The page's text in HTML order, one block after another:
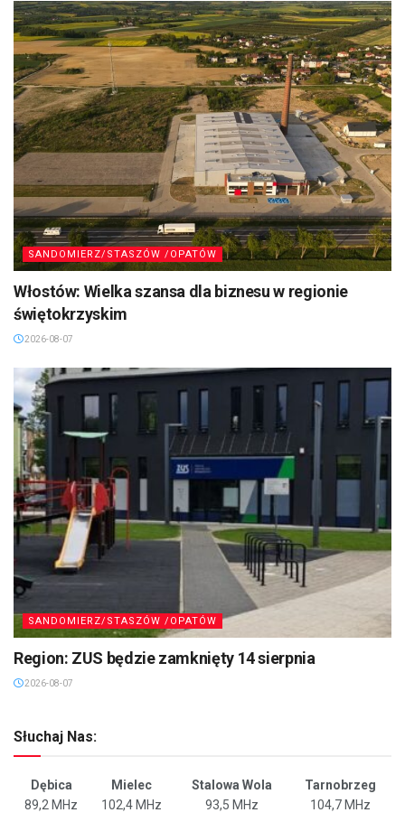
SANDOMIERZ/STASZÓW /OPATÓW
Włostów: Wielka szansa dla biznesu w regionie
świętokrzyskim
2026-08-07
SANDOMIERZ/STASZÓW /OPATÓW
Region: ZUS będzie zamknięty 14 sierpnia
2026-08-07
Słuchaj Nas:
Dębica Mielec Stalowa Wola
Tarnobrzeg
89,2 MHz
102,4 MHz 93,5 MHz 104,7 MHz